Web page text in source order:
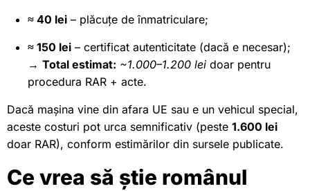
≈ 40 lei – plăcuțe de înmatriculare;
≈ 150 lei – certificat autenticitate (dacă e necesar);
→ Total estimat: ~1.000–1.200 lei doar pentru
procedura RAR + acte.
Dacă mașina vine din afara UE sau e un vehicul special,
aceste costuri pot urca semnificativ (peste 1.600 lei
doar RAR), conform estimărilor din sursele publicate.
Ce vrea să știe românul